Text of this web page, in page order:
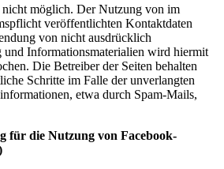
möglich. Der Nutzung von im
veröffentlichten Kontaktdaten
von nicht ausdrücklich
und Informationsmaterialien wird hiermit
Die Betreiber der Seiten behalten
Schritte im Falle der unverlangten
etwa durch Spam-Mails,
für die Nutzung von Facebook-